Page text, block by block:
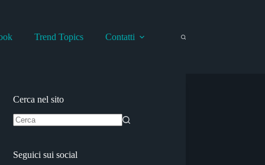
Trend Topics Contatti
Cerca nel sito
Seguici sui social